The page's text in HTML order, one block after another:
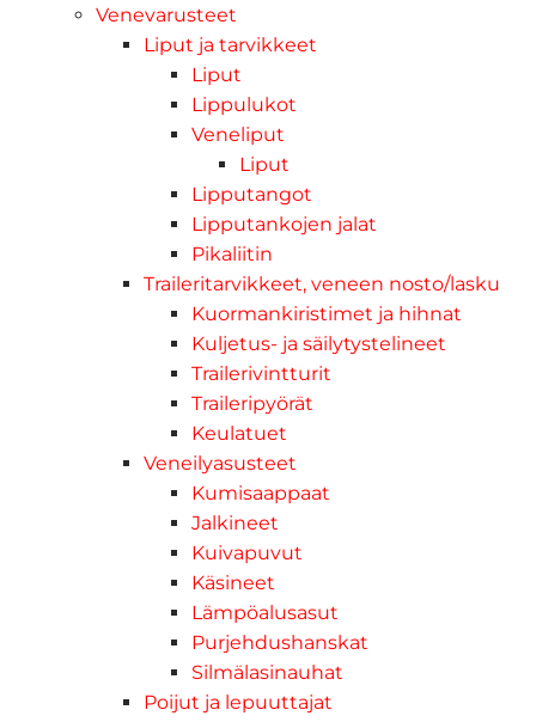
Venevarusteet
Liput ja tarvikkeet
Liput
Lippulukot
Veneliput
Liput
Lipputangot
Lipputankojen jalat
Pikaliitin
Traileritarvikkeet, veneen nosto/lasku
Kuormankiristimet ja hihnat
Kuljetus- ja säilytystelineet
Trailerivintturit
Traileripyörät
Keulatuet
Veneilyasusteet
Kumisaappaat
Jalkineet
Kuivapuvut
Käsineet
Lämpöalusasut
Purjehdushanskat
Silmälasinauhat
Poijut ja lepuuttajat